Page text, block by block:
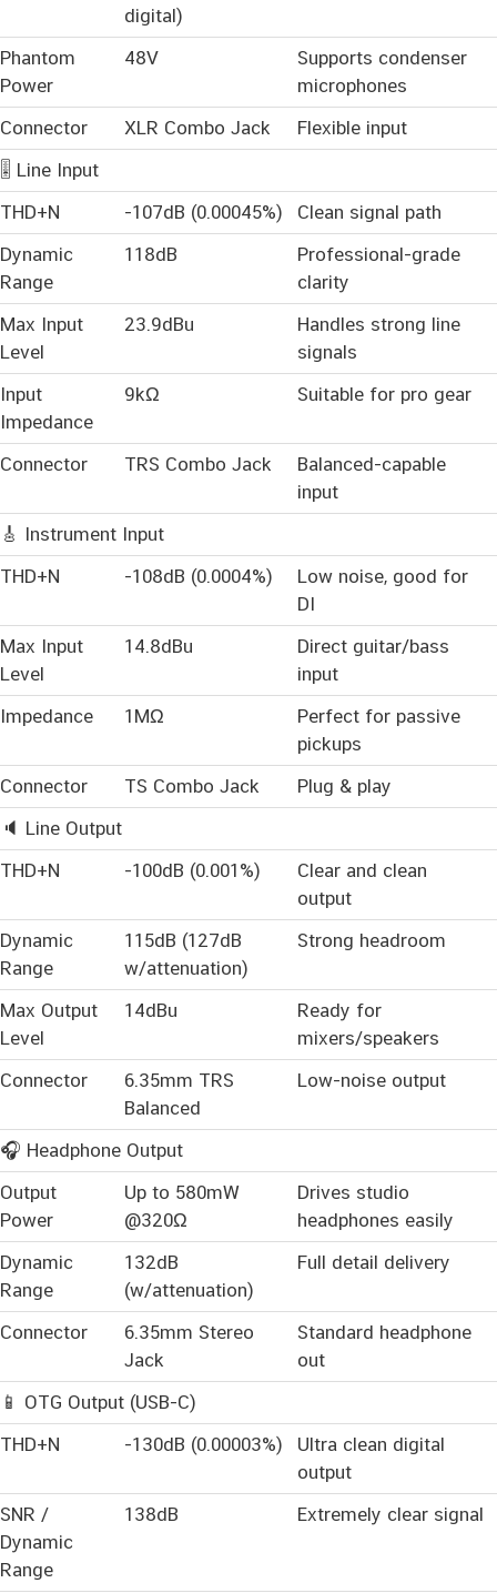
digital)
Phantom
Power
48V
Supports condenser
microphones
Connector
XLR Combo Jack
Flexible input
🎚️ Line Input
THD+N
-107dB (0.00045%)
Clean signal path
Dynamic
Range
118dB
Professional-grade
clarity
Max Input
Level
23.9dBu
Handles strong line
signals
Input
Impedance
9kΩ Suitable for pro gear
Connector TRS Combo Jack
Balanced-capable
input
🎸 Instrument Input
THD+N
-108dB (0.0004%)
Low noise, good for
DI
Max Input
Level
14.8dBu
Direct guitar/bass
input
Impedance
1MΩ
Perfect for passive
pickups
Connector
TS Combo Jack
Plug & play
🔈 Line Output
THD+N
-100dB (0.001%)
Clear and clean
output
Dynamic
Range
115dB (127dB
w/attenuation)
Strong headroom
Max Output
Level
14dBu
Ready for
mixers/speakers
Connector
6.35mm TRS
Balanced
Low-noise output
🎧 Headphone Output
Output
Power
Up to 580mW
@320Ω
Drives studio
headphones easily
Dynamic
Range
132dB
(w/attenuation)
Full detail delivery
Connector
6.35mm Stereo
Jack
Standard headphone
out
📱 OTG Output (USB-C)
THD+N
-130dB (0.00003%)
Ultra clean digital
output
SNR /
Dynamic
Range
138dB Extremely clear signal